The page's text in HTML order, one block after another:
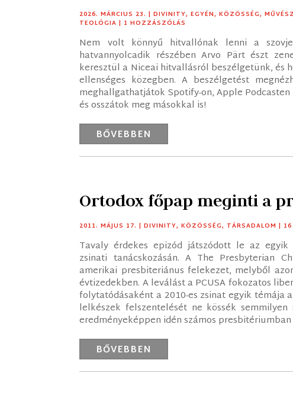
2026. MÁRCIUS 23. |DIVINITY,EGYÉN,KÖZÖSSÉG,
TEOLÓGIA | 1 HOZZÁSZÓLÁS
Nem volt könnyű hitvallónak lenni a
hatvannyolcadik részében Arvo Pärt észt
keresztül a Niceai hitvallásról beszélgetünk, és
ellenséges közegben. A beszélgetést
meghallgathatjátok Spotify-on, Apple
és osszátok meg másokkal is!
BŐVEBBEN
Ortodox főpap meginti a
2011. MÁJUS 17. |DIVINITY,KÖZÖSSÉG, TÁRSADALOM |
Tavaly érdekes epizód játszódott le az
zsinati tanácskozásán. A The Presbyterian
amerikai presbiteriánus felekezet, melyből
évtizedekben. A leválást a PCUSA fokozatos
folytatódásaként a 2010-es zsinat egyik témája
lelkészek felszentelését ne kössék
eredményeképpen idén számos presbitériumban
BŐVEBBEN